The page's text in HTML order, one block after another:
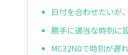
日付を合わせたいが
勝手に適当な時刻に
MC32N0で時刻が遅